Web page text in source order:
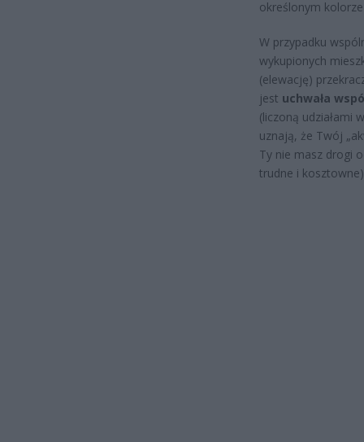
określonym
W przypadku
wykupionych
(elewację)
jest uchwała
(liczoną udziałami
uznają, że Twój
Ty nie masz drogi
trudne i